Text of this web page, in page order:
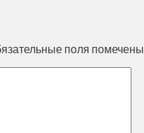
поля помечены